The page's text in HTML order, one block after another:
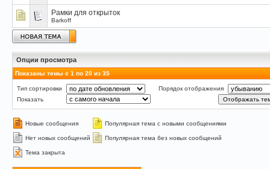
Рамки для открыток
Barkoff
Опции просмотра
Показаны темы с 1 по 20 из 35
Тип сортировки
Порядок отображения
Показать
Новые сообщения Популярная тема с новыми сообщениями
Нет новых сообщений Популярная тема без новых сообщений
Тема закрыта